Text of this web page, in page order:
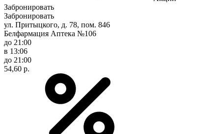
Забронировать
Забронировать
ул. Притыцкого, д. 78, пом. 846
Белфармация Аптека №106
до 21:00
в 13:06
до 21:00
54,60 р.